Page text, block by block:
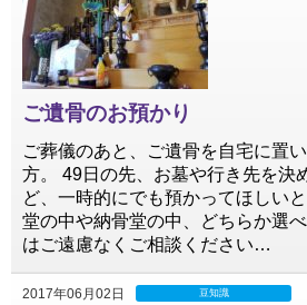
ご遺骨のお預かり
ご葬儀のあと、ご遺骨を自宅に置
方。 49日の先、お墓や行き先を決
ど、一時的にでも預かってほしい
堂の中や納骨堂の中、どちらか選
はご遠慮なくご相談ください…
2017年06月02日 豆知識